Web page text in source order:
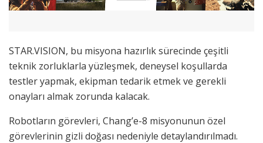
STAR.VISION, bu misyona hazırlık sürecinde çeşitli
teknik zorluklarla yüzleşmek, deneysel koşullarda
testler yapmak, ekipman tedarik etmek ve gerekli
onayları almak zorunda kalacak.
Robotların görevleri, Chang’e-8 misyonunun özel
görevlerinin gizli doğası nedeniyle detaylandırılmadı.